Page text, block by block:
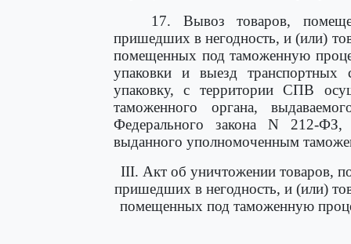
17. Вывоз товаров,
пришедших в негодность, и (или)
помещенных под таможенную
упаковки и выезд транспортных
упаковку, с территории СПВ
таможенного органа,
Федерального закона N 212-
выданного уполномоченным
III. Акт об уничтожении товаров,
пришедших в негодность, и (или)
помещенных под таможенную